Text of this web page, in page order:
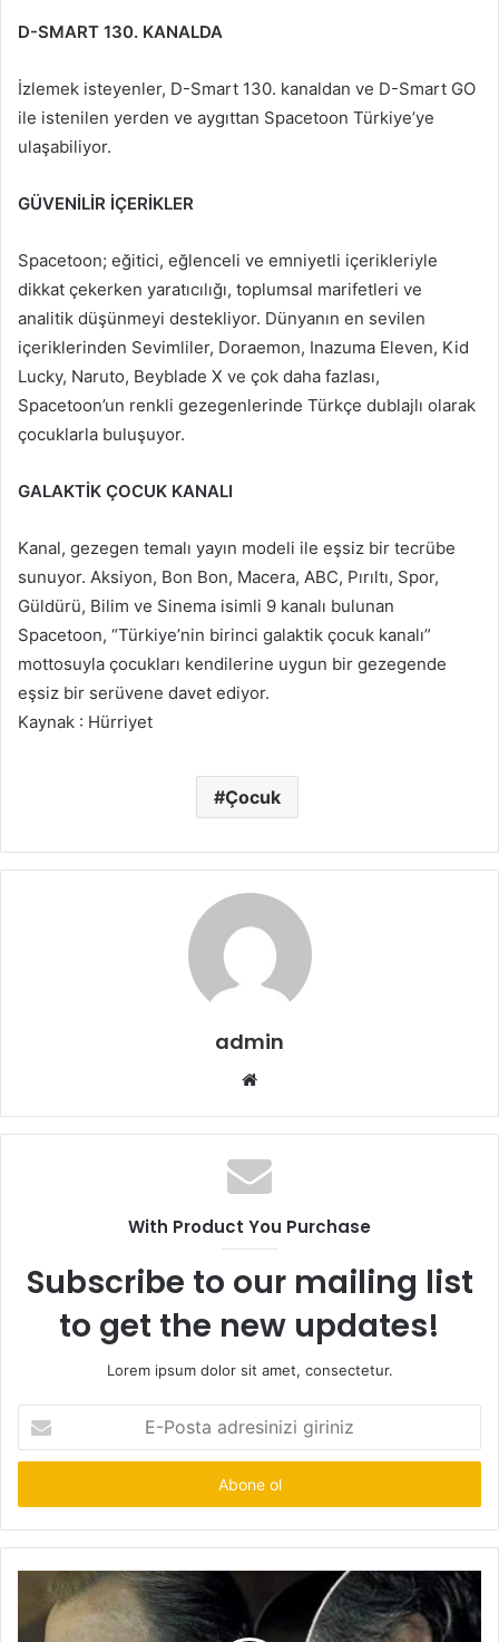
D-SMART 130. KANALDA
İzlemek isteyenler, D-Smart 130. kanaldan ve D-Smart GO
ile istenilen yerden ve aygıttan Spacetoon Türkiye’ye
ulaşabiliyor.
GÜVENİLİR İÇERİKLER
Spacetoon; eğitici, eğlenceli ve emniyetli içerikleriyle
dikkat çekerken yaratıcılığı, toplumsal marifetleri ve
analitik düşünmeyi destekliyor. Dünyanın en sevilen
içeriklerinden Sevimliler, Doraemon, Inazuma Eleven, Kid
Lucky, Naruto, Beyblade X ve çok daha fazlası,
Spacetoon’un renkli gezegenlerinde Türkçe dublajlı olarak
çocuklarla buluşuyor.
GALAKTİK ÇOCUK KANALI
Kanal, gezegen temalı yayın modeli ile eşsiz bir tecrübe
sunuyor. Aksiyon, Bon Bon, Macera, ABC, Pırıltı, Spor,
Güldürü, Bilim ve Sinema isimli 9 kanalı bulunan
Spacetoon, “Türkiye’nin birinci galaktik çocuk kanalı”
mottosuyla çocukları kendilerine uygun bir gezegende
eşsiz bir serüvene davet ediyor.
Kaynak : Hürriyet
Çocuk
admin
Web
With Product You Purchase
Subscribe to our mailing list
to get the new updates!
Lorem ipsum dolor sit amet, consectetur.
Posta
adresinizi